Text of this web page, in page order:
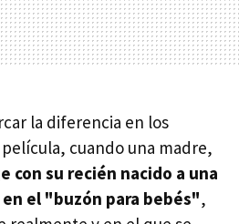
la diferencia en los
cuando una madre,
con su recién nacido a una
el "buzón para bebés",